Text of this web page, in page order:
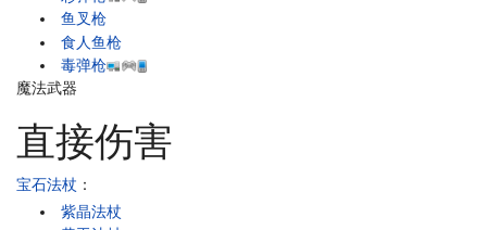
鱼叉枪
食人鱼枪
毒弹枪
魔法武器
直接伤害
宝石法杖 ：
紫晶法杖